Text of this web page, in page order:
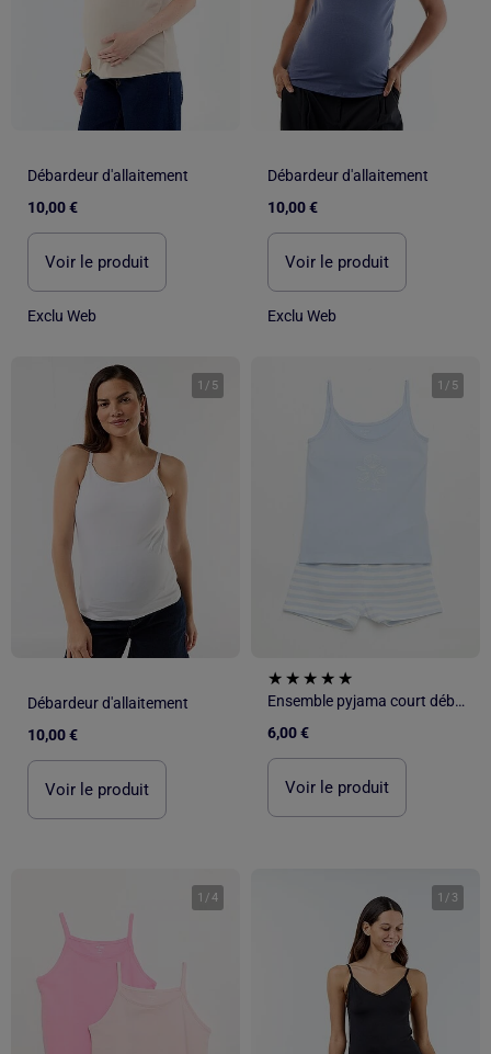
Débardeur d'allaitement
10,00 €
Voir le produit
Exclu Web
Débardeur d'allaitement
10,00 €
Voir le produit
Exclu Web
1 / 5
Débardeur d'allaitement
10,00 €
Voir le produit
1 / 5
Ensemble pyjama court débardeur + short - 2 pièces
6,00 €
Voir le produit
1 /4 1 / 3